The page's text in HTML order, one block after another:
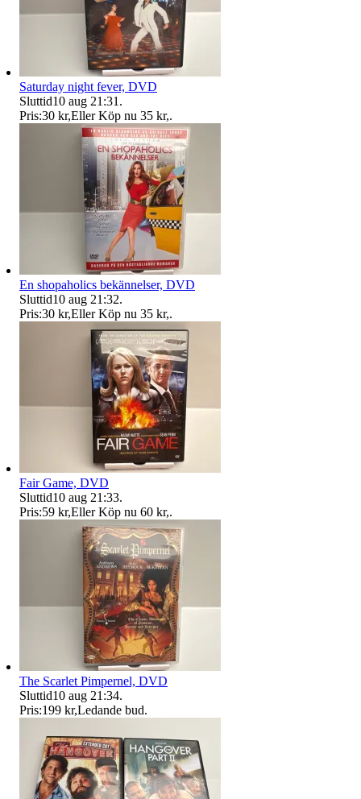
Saturday night fever, DVD
Sluttid10 aug 21:31 .
Pris:30 kr,Eller Köp nu 35 kr,.
En shopaholics bekännelser, DVD
Sluttid10 aug 21:32.
Pris:30 kr,Eller Köp nu 35 kr,.
Fair Game, DVD
Sluttid10 aug 21:33.
Pris:59 kr,Eller Köp nu 60 kr,.
The Scarlet Pimpernel, DVD
Sluttid10 aug 21:34.
Pris:199 kr,Ledande bud.